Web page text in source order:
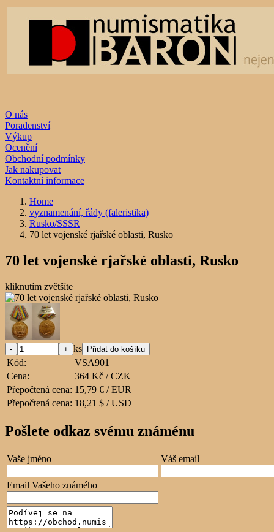
O nás
Poradenství
Výkup
Ocenění
Obchodní podmínky
Jak nakupovat
Kontaktní informace
Home
vyznamenání, řády (faleristika)
Rusko/SSSR
70 let vojenské rjařské oblasti, Rusko
70 let vojenské rjařské oblasti, Rusko
kliknutím zvětšíte
ks
Kód:
VSA901
Cena:
364 Kč / CZK
Přepočtená cena: 15,79 € / EUR
Přepočtená cena: 18,21 $ / USD
Pošlete odkaz svému známénu
Vaše jméno Váš email
Email Vašeho známého